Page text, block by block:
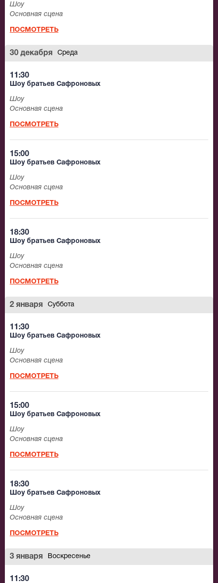
Шоу
Основная сцена
ПОСМОТРЕТЬ
30 декабря Среда
11:30
Шоу братьев Сафроновых
Шоу
Основная сцена
ПОСМОТРЕТЬ
15:00
Шоу братьев Сафроновых
Шоу
Основная сцена
ПОСМОТРЕТЬ
18:30
Шоу братьев Сафроновых
Шоу
Основная сцена
ПОСМОТРЕТЬ
2 января Суббота
11:30
Шоу братьев Сафроновых
Шоу
Основная сцена
ПОСМОТРЕТЬ
15:00
Шоу братьев Сафроновых
Шоу
Основная сцена
ПОСМОТРЕТЬ
18:30
Шоу братьев Сафроновых
Шоу
Основная сцена
ПОСМОТРЕТЬ
3 января Воскресенье
11:30